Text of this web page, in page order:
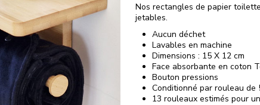
Nos rectangles de papier
jetables.
Aucun déchet
Lavables en machine
Dimensions : 15 X 12 cm
Face absorbante en coton
Bouton pressions
Conditionné par rouleau de
13 rouleaux estimés pour